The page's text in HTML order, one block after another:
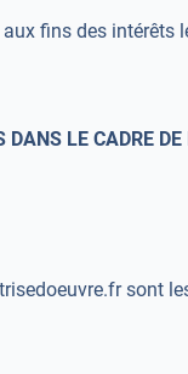
fins des intérêts
LE CADRE
sont